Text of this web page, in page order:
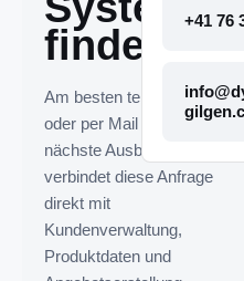
finden.
Am besten telefonisch
oder per Mail melden. Die
nächste Ausbaustufe
verbindet diese Anfrage
direkt mit
Kundenverwaltung,
Produktdaten und
+41 76